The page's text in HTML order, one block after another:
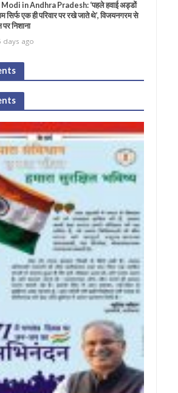
Modi in Andhra Pradesh: ‘पहले हवाई अड्डों
सिर्फ एक ही परिवार पर रखे जाते थे’, विजयनगरम से
पर निशाना
days ago